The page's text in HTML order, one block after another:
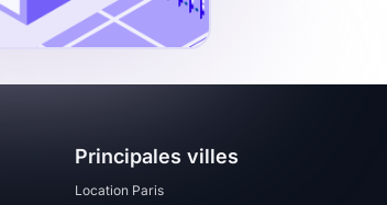
Principales villes
Location Paris